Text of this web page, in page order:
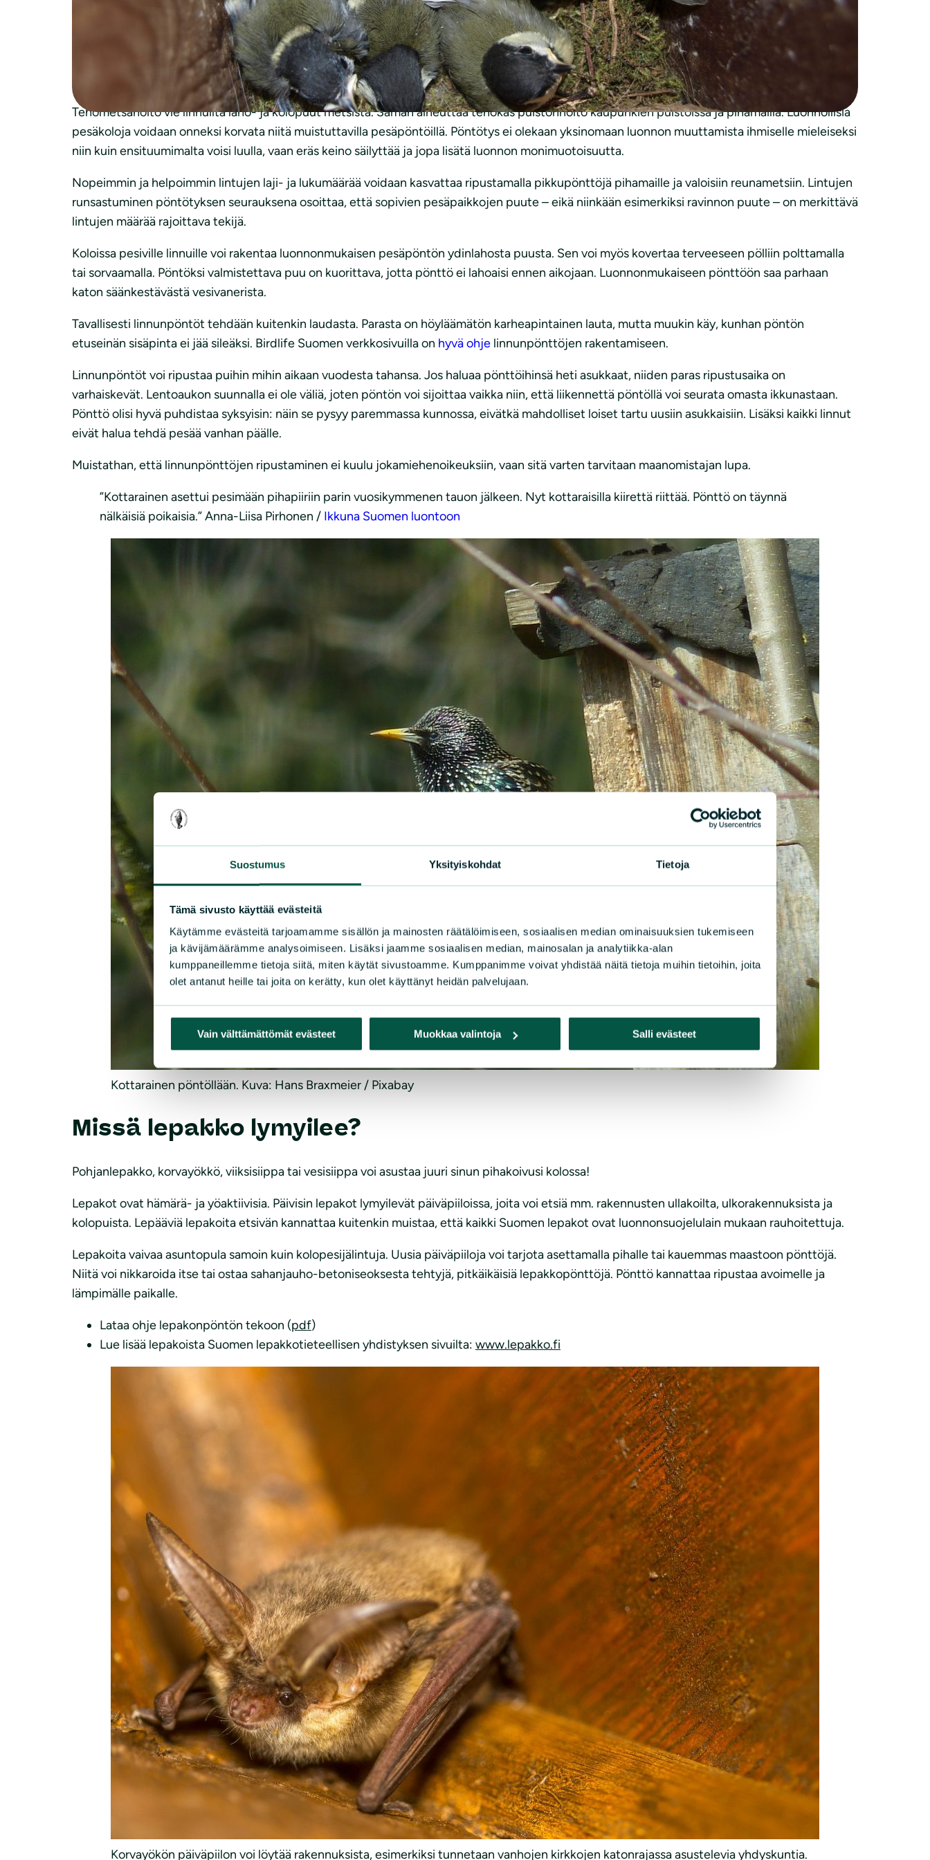
Suostumus Yksityiskohdat Tietoja
Tämä sivusto käyttää evästeitä
Käytämme evästeitä tarjoamamme sisällön ja mainosten räätälöimiseen, sosiaalisen median ominaisuuksien tukemiseen
ja kävijämäärämme analysoimiseen. Lisäksi jaamme sosiaalisen median, mainosalan ja analytiikka-alan
kumppaneillemme tietoja siitä, miten käytät sivustoamme. Kumppanimme voivat yhdistää näitä tietoja muihin tietoihin, joita
olet antanut heille tai joita on kerätty, kun olet käyttänyt heidän palvelujaan.
Vain välttämättömät evästeet Muokkaa valintoja Salli evästeet
Kirjosieppo, sinitiainen, kottarainen ja puukiipijä pesivät kaikki pöntöissä. Kokeile saatko houkuteltua jonkun niistä pihapiiriisi!
Enin osa puidemme pienkoloista on hömötiaisen kovertamia. Hentonokkainen lintu pystyy kaivamaan kolon ainoastaan lahoon puuhun.
Hömötiaispari pesii kolossaan vain kerran, minkä jälkeen kolo jää muiden pikkulintujen käyttöön. Suurempia koloja terveempään puuhun
pystyvät hakkaamaan vain tikat. Metsiemme perustikkoja ovat käpytikka ja palokärki.
Tehometsähoito vie linnuilta laho- ja kolopuut metsistä. Saman aiheuttaa tehokas puistonhoito kaupunkien puistoissa ja pihamailla. Luonnollisia
pesäkoloja voidaan onneksi korvata niitä muistuttavilla pesäpöntöillä. Pöntötys ei olekaan yksinomaan luonnon muuttamista ihmiselle mieleiseksi
niin kuin ensituumimalta voisi luulla, vaan eräs keino säilyttää ja jopa lisätä luonnon monimuotoisuutta.
Nopeimmin ja helpoimmin lintujen laji- ja lukumäärää voidaan kasvattaa ripustamalla pikkupönttöjä pihamaille ja valoisiin reunametsiin. Lintujen
runsastuminen pöntötyksen seurauksena osoittaa, että sopivien pesäpaikkojen puute – eikä niinkään esimerkiksi ravinnon puute – on merkittävä
lintujen määrää rajoittava tekijä.
Koloissa pesiville linnuille voi rakentaa luonnonmukaisen pesäpöntön ydinlahosta puusta. Sen voi myös kovertaa terveeseen pölliin polttamalla
tai sorvaamalla. Pöntöksi valmistettava puu on kuorittava, jotta pönttö ei lahoaisi ennen aikojaan. Luonnonmukaiseen pönttöön saa parhaan
katon säänkestävästä vesivanerista.
Tavallisesti linnunpöntöt tehdään kuitenkin laudasta. Parasta on höyläämätön karheapintainen lauta, mutta muukin käy, kunhan pöntön
etuseinän sisäpinta ei jää sileäksi. Birdlife Suomen verkkosivuilla on hyvä ohje linnunpönttöjen rakentamiseen.
Linnunpöntöt voi ripustaa puihin mihin aikaan vuodesta tahansa. Jos haluaa pönttöihinsä heti asukkaat, niiden paras ripustusaika on
varhaiskevät. Lentoaukon suunnalla ei ole väliä, joten pöntön voi sijoittaa vaikka niin, että liikennettä pöntöllä voi seurata omasta ikkunastaan.
Pönttö olisi hyvä puhdistaa syksyisin: näin se pysyy paremmassa kunnossa, eivätkä mahdolliset loiset tartu uusiin asukkaisiin. Lisäksi kaikki linnut
eivät halua tehdä pesää vanhan päälle.
Muistathan, että linnunpönttöjen ripustaminen ei kuulu jokamiehenoikeuksiin, vaan sitä varten tarvitaan maanomistajan lupa.
”Kottarainen asettui pesimään pihapiiriin parin vuosikymmenen tauon jälkeen. Nyt kottaraisilla kiirettä riittää. Pönttö on täynnä
nälkäisiä poikaisia.” Anna-Liisa Pirhonen / Ikkuna Suomen luontoon
Kottarainen pöntöllään. Kuva: Hans Braxmeier / Pixabay
Missä lepakko lymyilee?
Pohjanlepakko, korvayökkö, viiksisiippa tai vesisiippa voi asustaa juuri sinun pihakoivusi kolossa!
Lepakot ovat hämärä- ja yöaktiivisia. Päivisin lepakot lymyilevät päiväpiiloissa, joita voi etsiä mm. rakennusten ullakoilta, ulkorakennuksista ja
kolopuista. Lepääviä lepakoita etsivän kannattaa kuitenkin muistaa, että kaikki Suomen lepakot ovat luonnonsuojelulain mukaan rauhoitettuja.
Lepakoita vaivaa asuntopula samoin kuin kolopesijälintuja. Uusia päiväpiiloja voi tarjota asettamalla pihalle tai kauemmas maastoon pönttöjä.
Niitä voi nikkaroida itse tai ostaa sahanjauho-betoniseoksesta tehtyjä, pitkäikäisiä lepakkopönttöjä. Pönttö kannattaa ripustaa avoimelle ja
lämpimälle paikalle.
Lataa ohje lepakonpöntön tekoon (pdf)
Lue lisää lepakoista Suomen lepakkotieteellisen yhdistyksen sivuilta: www.lepakko.fi
Korvayökön päiväpiilon voi löytää rakennuksista, esimerkiksi tunnetaan vanhojen kirkkojen katonrajassa asustelevia yhdyskuntia.